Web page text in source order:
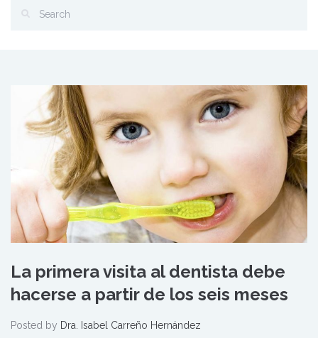
La primera visita al dentista debe
hacerse a partir de los seis meses
Posted by Dra. Isabel Carreño Hernández